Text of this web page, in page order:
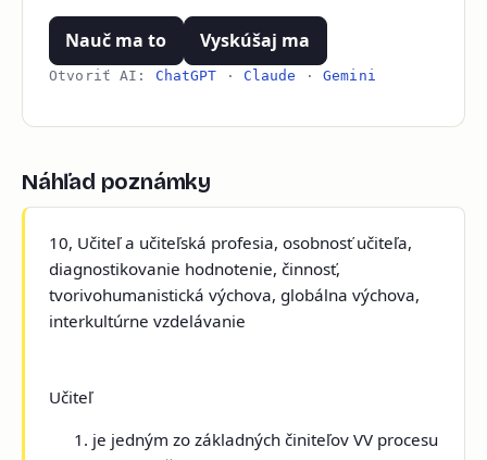
Nauč ma to Vyskúšaj ma
Otvoriť AI: ChatGPT · Claude ·Gemini
Náhľad poznámky
10, Učiteľ a učiteľská profesia, osobnosť učiteľa,
diagnostikovanie hodnotenie, činnosť,
tvorivohumanistická výchova, globálna výchova,
interkultúrne vzdelávanie
Učiteľ
je jedným zo základných činiteľov VV procesu